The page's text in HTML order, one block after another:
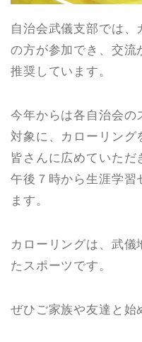
自治会武儀支部では
の方が参加でき、交流
推奨しています。
今年からは各自治会の
対象に、カローリング
皆さんに広めていただ
午後７時から生涯学習
ます。
カローリングは、武儀
たスポーツです。
ぜひご家族や友達と始